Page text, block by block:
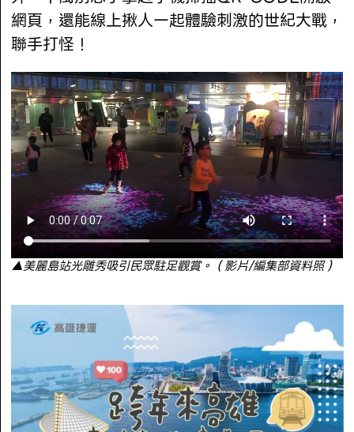
網頁，還能線上揪人一起體驗刺激的世紀大戰，
聯手打怪！
▲美麗島站光雕秀吸引民眾駐足觀賞。（影片/編集部資料照）